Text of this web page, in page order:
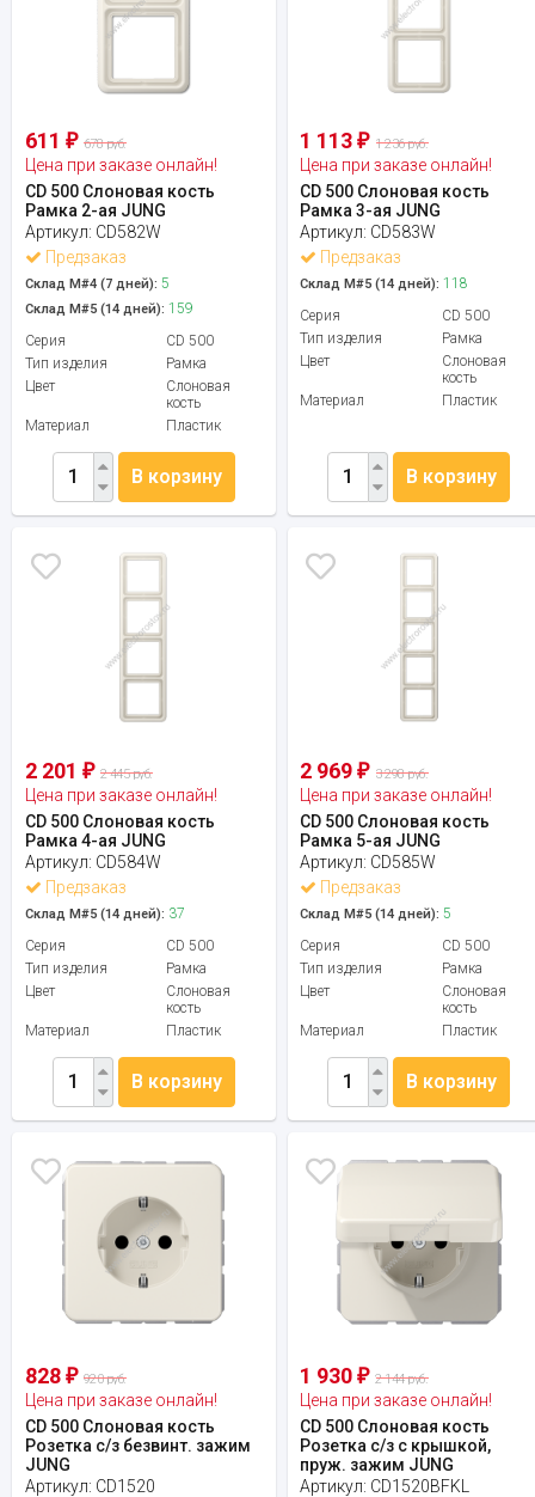
611 ₽ 678 руб.
Цена при заказе онлайн!
CD 500 Слоновая кость
Рамка 2-ая JUNG
Артикул: CD582W
Предзаказ
Склад М#4 (7 дней): 5
Склад М#5 (14 дней): 159
Серия
CD 500
Тип изделия
Рамка
Цвет
Слоновая
кость
Материал
Пластик
В корзину
1 113₽ 1 236 руб.
Цена при заказе онлайн!
CD 500 Слоновая кость
Рамка 3-ая JUNG
Артикул: CD583W
Предзаказ
Склад М#5 (14 дней): 118
Серия
CD 500
Тип изделия
Рамка
Цвет
Слоновая
кость
Материал
Пластик
В корзину
2 201 ₽ 2 445 руб.
Цена при заказе онлайн!
CD 500 Слоновая кость
Рамка 4-ая JUNG
Артикул: CD584W
Предзаказ
Склад М#5 (14 дней): 37
Серия
CD 500
Тип изделия
Рамка
Цвет
Слоновая
кость
Материал
Пластик
В корзину
2 969₽ 3 298 руб.
Цена при заказе онлайн!
CD 500 Слоновая кость
Рамка 5-ая JUNG
Артикул: CD585W
Предзаказ
Склад М#5 (14 дней): 5
Серия
CD 500
Тип изделия
Рамка
Цвет
Слоновая
кость
Материал
Пластик
В корзину
828 ₽ 920 руб.
Цена при заказе онлайн!
CD 500 Слоновая кость
Розетка с/з безвинт. зажим
JUNG
Артикул: CD1520
1 930₽ 2 144 руб.
Цена при заказе онлайн!
CD 500 Слоновая кость
Розетка с/з с крышкой,
пруж. зажим JUNG
Артикул: CD1520BFKL